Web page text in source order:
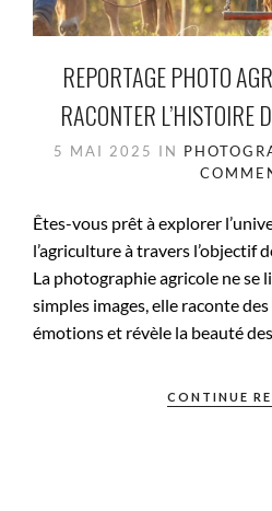
REPORTAGE PHOTO
RACONTER L’HISTOIRE
5 MAI 2025 IN
Êtes-vous prêt à explorer
l’agriculture à travers l’objectif
La photographie agricole ne se
simples images, elle raconte
émotions et révèle la beauté
CONTINUE